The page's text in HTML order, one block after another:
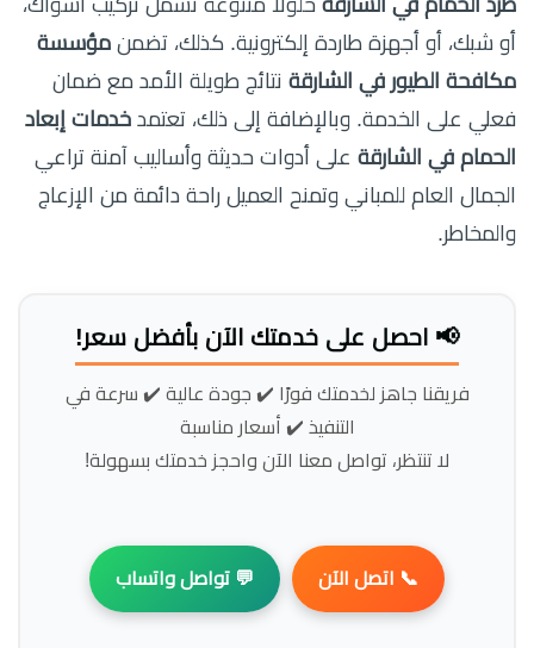
طرد الحمام في الشارقة حلولًا متنوعة تشمل تركيب أشواك،
أو شبك، أو أجهزة طاردة إلكترونية. كذلك، تضمن مؤسسة
مكافحة الطيور في الشارقة نتائج طويلة الأمد مع ضمان
فعلي على الخدمة. وبالإضافة إلى ذلك، تعتمد خدمات إبعاد
الحمام في الشارقة على أدوات حديثة وأساليب آمنة تراعي
الجمال العام للمباني وتمنح العميل راحة دائمة من الإزعاج
والمخاطر.
📢 احصل على خدمتك الآن بأفضل سعر!
فريقنا جاهز لخدمتك فورًا ✔️ جودة عالية ✔️ سرعة في
التنفيذ ✔️ أسعار مناسبة
لا تنتظر، تواصل معنا الآن واحجز خدمتك بسهولة!
📞 اتصل الآن 💬 تواصل واتساب